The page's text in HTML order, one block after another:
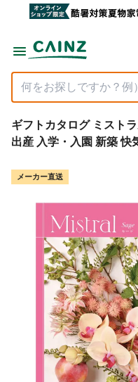
ギフトカタログ ミスト
出産 入学・入園 新築 快
メーカー直送